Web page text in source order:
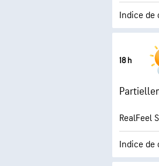
Indice de
Indice UV
Humidité
Point de
18 h
RealFeel
Indice de